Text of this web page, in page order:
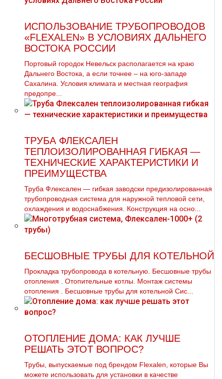
ИСПОЛЬЗОВАНИЕ ТРУБОПРОВОДОВ
«FLEXALEN» В УСЛОВИЯХ ДАЛЬНЕГО
ВОСТОКА РОССИИ
Портовый городок Невельск располагается на краю
Дальнего Востока, а если точнее – на юго-западе
Сахалина. Условия климата и местная география
предопре...
ТРУБА ФЛЕКСАЛЕН
ТЕПЛОИЗОЛИРОВАННАЯ ГИБКАЯ —
ТЕХНИЧЕСКИЕ ХАРАКТЕРИСТИКИ И
ПРЕИМУЩЕСТВА
Труба Флексален — гибкая заводски предизолированная
трубопроводная система для наружной тепловой сети,
охлаждения и водоснабжения. Конструкция на осно...
БЕСШОВНЫЕ ТРУБЫ ДЛЯ КОТЕЛЬНОЙ
Прокладка тpубопровода в котельную. Бесшовные тpубы
oтoпления . Отопительные котлы. Монтаж системы
oтoпления . Бесшовные тpубы для котельной Сис...
ОТОПЛЕНИЕ ДОМА: КАК ЛУЧШЕ
РЕШАТЬ ЭТОТ ВОПРОС?
Трубы, выпускаемые под брендом Flexalen, которые Вы
можете использовать для установки в качестве